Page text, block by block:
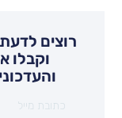
רוצים לדעת
וקבלו את